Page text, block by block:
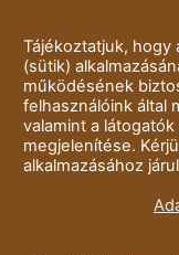
Tájékoztatjuk,
(sütik)
működésének
felhasználóink által
valamint a
megjelenítése.
alkalmazásához